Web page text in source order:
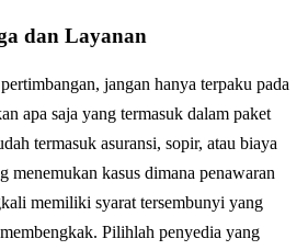
dan Layanan
jangan hanya terpaku pada
apa saja yang termasuk dalam paket
termasuk asuransi, sopir, atau biaya
menemukan kasus dimana penawaran
memiliki syarat tersembunyi yang
Pilihlah penyedia yang